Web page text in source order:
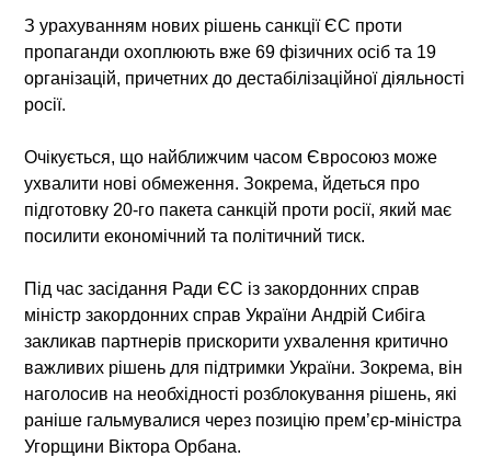
З урахуванням нових рішень санкції ЄС проти
пропаганди охоплюють вже 69 фізичних осіб та 19
організацій, причетних до дестабілізаційної діяльності
росії.
Очікується, що найближчим часом Євросоюз може
ухвалити нові обмеження. Зокрема, йдеться про
підготовку 20-го пакета санкцій проти росії, який має
посилити економічний та політичний тиск.
Під час засідання Ради ЄС із закордонних справ
міністр закордонних справ України Андрій Сибіга
закликав партнерів прискорити ухвалення критично
важливих рішень для підтримки України. Зокрема, він
наголосив на необхідності розблокування рішень, які
раніше гальмувалися через позицію прем’єр-міністра
Угорщини Віктора Орбана.